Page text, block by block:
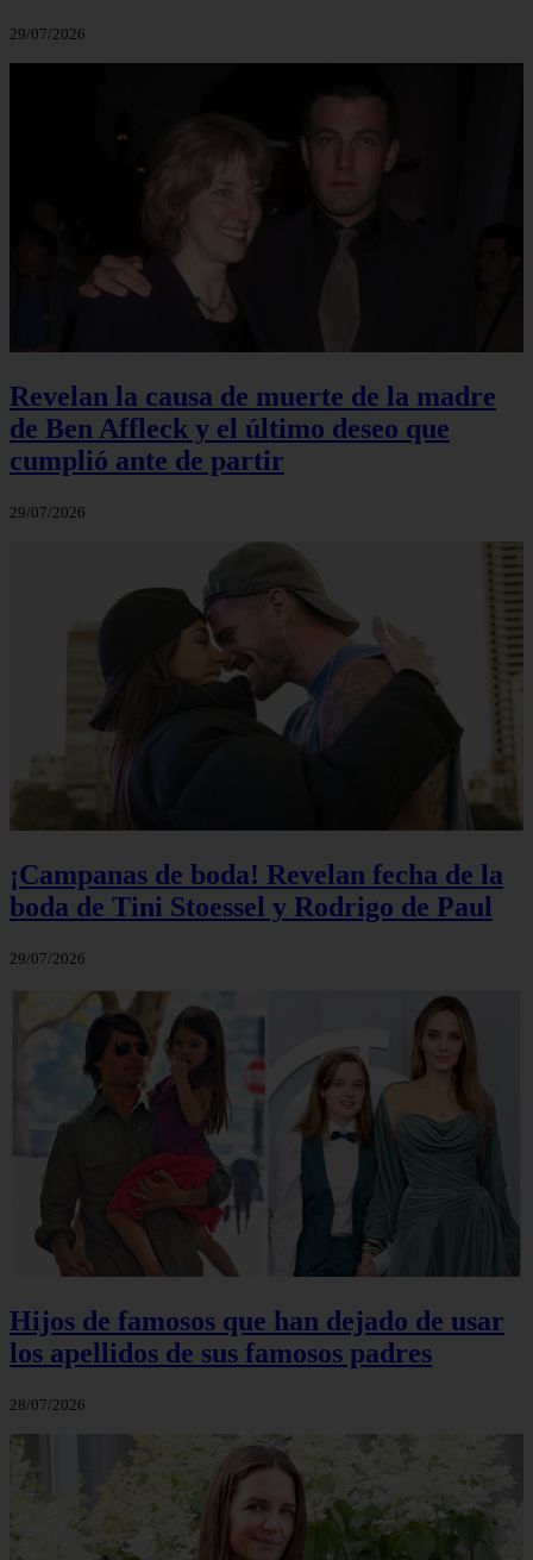
29/07/2026
Revelan la causa de muerte de la madre
de Ben Affleck y el último deseo que
cumplió ante de partir
29/07/2026
¡Campanas de boda! Revelan fecha de la
boda de Tini Stoessel y Rodrigo de Paul
29/07/2026
Hijos de famosos que han dejado de usar
los apellidos de sus famosos padres
28/07/2026